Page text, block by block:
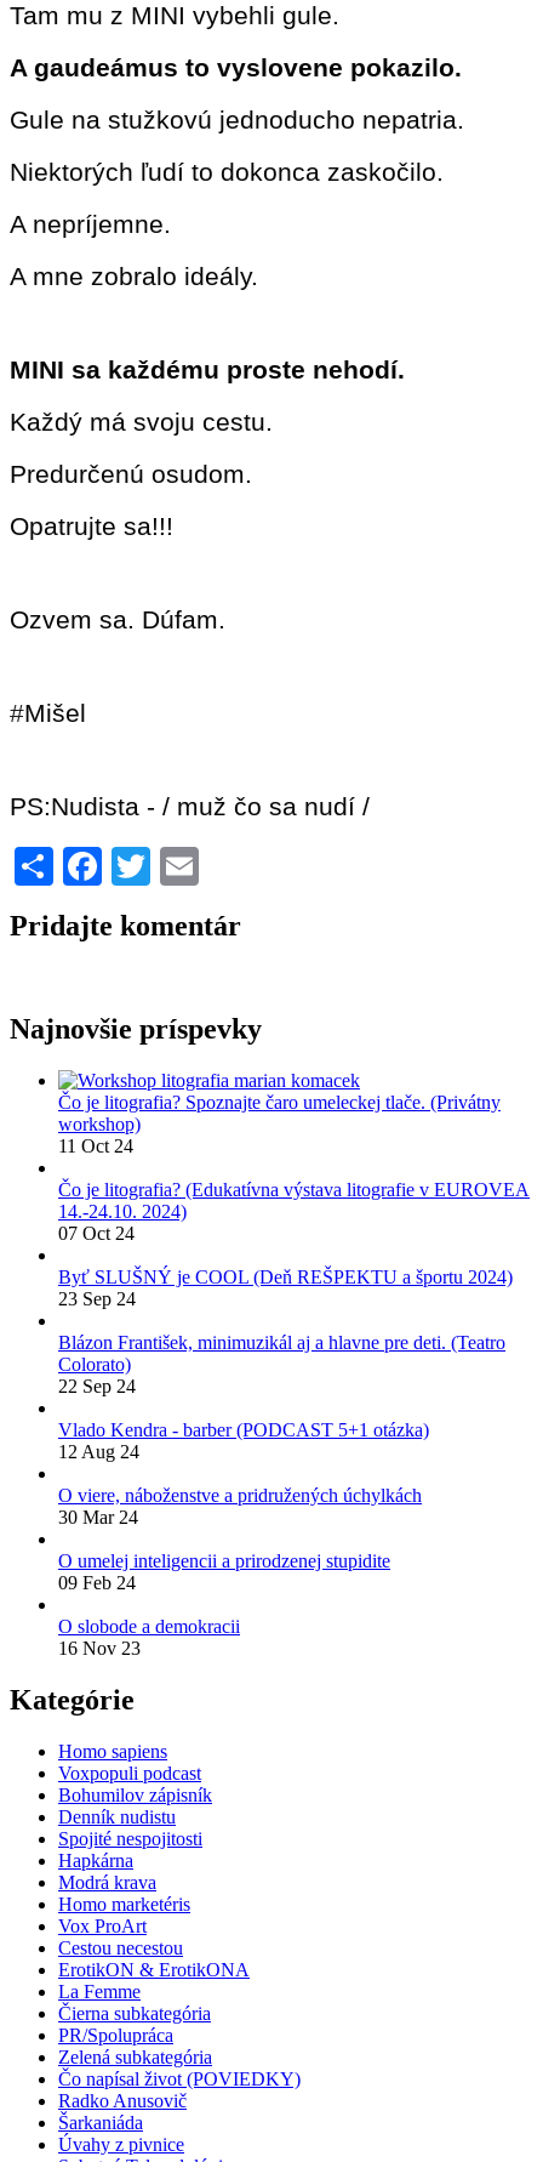
Tam mu z MINI vybehli gule.
A gaudeámus to vyslovene pokazilo.
Gule na stužkovú jednoducho nepatria.
Niektorých ľudí to dokonca zaskočilo.
A nepríjemne.
A mne zobralo ideály.
MINI sa každému proste nehodí.
Každý má svoju cestu.
Predurčenú osudom.
Opatrujte sa!!!
Ozvem sa. Dúfam.
#Mišel
PS:Nudista - / muž čo sa nudí /
ShareFacebook
Twitter
Pridajte komentár
Najnovšie príspevky
Čo je litografia? Spoznajte čaro umeleckej tlače. (Privátny
workshop)
11 Oct 24
Čo je litografia? (Edukatívna výstava litografie v EUROVEA
14.-24.10. 2024)
07 Oct 24
Byť SLUŠNÝ je COOL (Deň REŠPEKTU a športu 2024)
23 Sep 24
Blázon František, minimuzikál aj a hlavne pre deti. (Teatro
Colorato)
22 Sep 24
Vlado Kendra - barber (PODCAST 5+1 otázka)
12 Aug 24
O viere, náboženstve a pridružených úchylkách
30 Mar 24
O umelej inteligencii a prirodzenej stupidite
09 Feb 24
O slobode a demokracii
16 Nov 23
Kategórie
Homo sapiens
Voxpopuli podcast
Bohumilov zápisník
Denník nudistu
Spojité nespojitosti
Hapkárna
Modrá krava
Homo marketéris
Vox ProArt
Cestou necestou
ErotikON & ErotikONA
La Femme
Čierna subkategória
PR/Spolupráca
Zelená subkategória
Čo napísal život (POVIEDKY)
Radko Anusovič
Šarkaniáda
Úvahy z pivnice